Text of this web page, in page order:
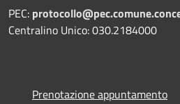
PEC:
Centralino Unico: 030.2184000
Prenotazione appuntamento